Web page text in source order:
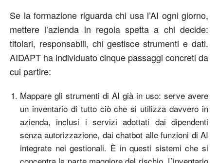
Se la formazione riguarda chi usa l’AI ogni giorno,
mettere l’azienda in regola spetta a chi decide:
titolari, responsabili, chi gestisce strumenti e dati.
AIDAPT ha individuato cinque passaggi concreti da
cui partire:
Mappare gli strumenti di AI già in uso: serve avere
un inventario di tutto ciò che si utilizza davvero in
azienda, inclusi i servizi adottati dai dipendenti
senza autorizzazione, dai chatbot alle funzioni di AI
integrate nei gestionali. È in questi sistemi che si